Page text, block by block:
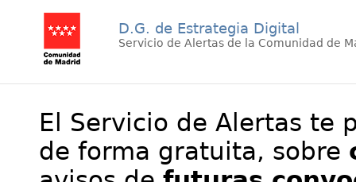
D.G. de Estrategia Digital
Servicio de Alertas de la Comunidad de
El Servicio de Alertas te
de forma gratuita, sobre